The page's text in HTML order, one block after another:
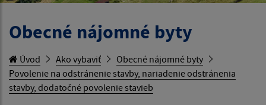
Obecné nájomné byty
Úvod Ako vybaviť
Obecné nájomné byty
Povolenie na odstránenie stavby, nariadenie odstránenia
stavby, dodatočné povolenie stavieb